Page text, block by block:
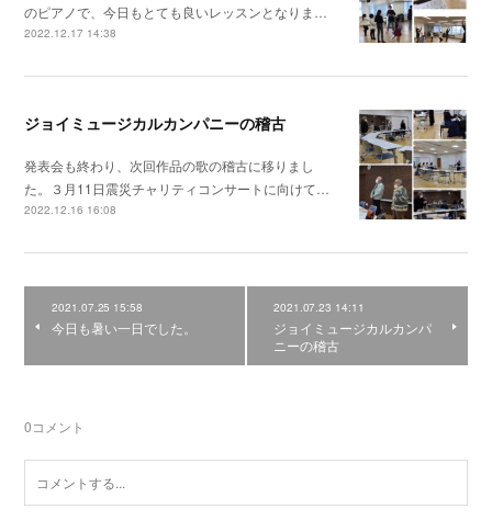
のピアノで、今日もとても良いレッスンとなりま…
2022.12.17 14:38
ジョイミュージカルカンパニーの稽古
発表会も終わり、次回作品の歌の稽古に移りまし
た。３月11日震災チャリティコンサートに向けて…
2022.12.16 16:08
2021.07.25 15:58
今日も暑い一日でした。
2021.07.23 14:11
ジョイミュージカルカンパ
ニーの稽古
0コメント